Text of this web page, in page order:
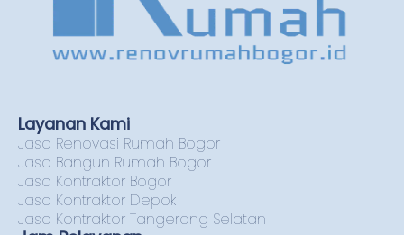
Layanan Kami
Jasa Renovasi Rumah Bogor
Jasa Bangun Rumah Bogor
Jasa Kontraktor Bogor
Jasa Kontraktor Depok
Jasa Kontraktor Tangerang Selatan